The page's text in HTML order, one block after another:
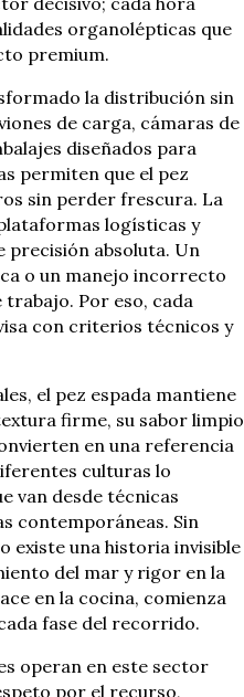
organolépticas que
premium.
la distribución sin
de carga, cámaras de
diseñados para
permiten que el pez
sin perder frescura. La
logísticas y
precisión absoluta. Un
o un manejo incorrecto
Por eso, cada
con criterios técnicos y
el pez espada mantiene
firme, su sabor limpio
en una referencia
culturas lo
van desde técnicas
contemporáneas. Sin
existe una historia invisible
del mar y rigor en la
en la cocina, comienza
fase del recorrido.
operan en este sector
por el recurso,